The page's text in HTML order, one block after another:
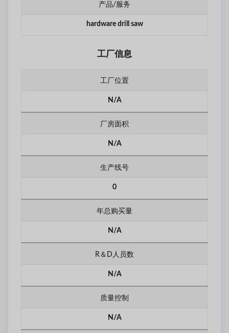
产品/服务
hardware drill saw
工厂信息
工厂位置
N/A
厂房面积
N/A
生产线号
0
年总购买量
N/A
R＆D人员数
N/A
质量控制
N/A